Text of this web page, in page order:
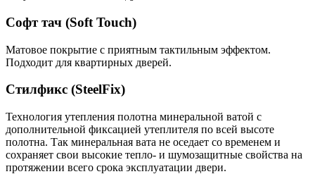
Софт тач (Soft Touch)
Матовое покрытие с приятным тактильным эффектом.
Подходит для квартирных дверей.
Стилфикс (SteelFix)
Технология утепления полотна минеральной ватой с
дополнительной фиксацией утеплителя по всей высоте
полотна. Так минеральная вата не оседает со временем и
сохраняет свои высокие тепло- и шумозащитные свойства на
протяжении всего срока эксплуатации двери.